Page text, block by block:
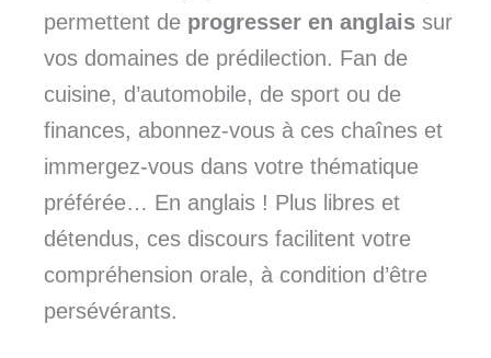
permettent de progresser en anglais sur
vos domaines de prédilection. Fan de
cuisine, d’automobile, de sport ou de
finances, abonnez-vous à ces chaînes et
immergez-vous dans votre thématique
préférée… En anglais ! Plus libres et
détendus, ces discours facilitent votre
compréhension orale, à condition d’être
persévérants.